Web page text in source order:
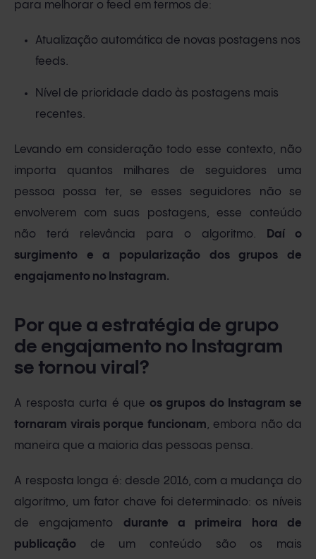
para melhorar o feed em termos de:
Atualização automática de novas postagens nos
feeds.
Nível de prioridade dado às postagens mais
recentes.
Levando em consideração todo esse contexto, não
importa quantos milhares de seguidores uma
pessoa possa ter, se esses seguidores não se
envolverem com suas postagens, esse conteúdo
não terá relevância para o algoritmo.
Daí o
surgimento e a popularização dos grupos de
engajamento no Instagram.
Por que a estratégia de grupo
de engajamento no Instagram
se tornou viral?
A resposta curta é queos grupos do Instagram se
tornaram virais porque funcionam, embora não da
maneira que a maioria das pessoas pensa.
A resposta longa é: desde 2016, com a mudança do
algoritmo, um fator chave foi determinado: os níveis
de engajamento durante a primeira hora de
publicação de um conteúdo são os mais